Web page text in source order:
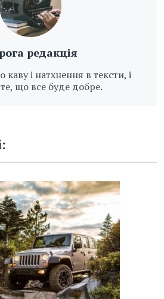
редакція
і натхнення в тексти, і
що все буде добре.